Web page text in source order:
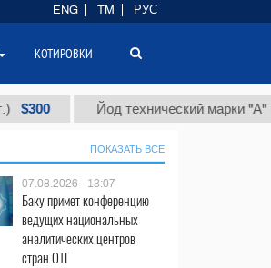
Йод технический марки "А" (т.)
ПОКАЗАТЬ ВСЕ
07.08.2026 - 13:07
Баку примет конференцию
ведущих национальных
аналитических центров
стран ОТГ
ENG TM РУС
КОТИРОВКИ